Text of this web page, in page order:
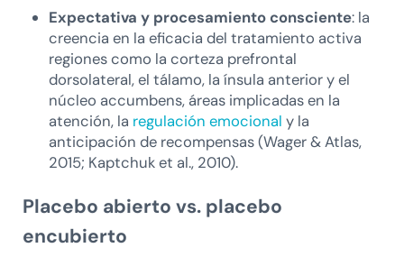
Expectativa y procesamiento consciente: la
creencia en la eficacia del tratamiento activa
regiones como la corteza prefrontal
dorsolateral, el tálamo, la ínsula anterior y el
núcleo accumbens, áreas implicadas en la
atención, la regulación emocional y la
anticipación de recompensas (Wager & Atlas,
2015; Kaptchuk et al., 2010).
Placebo abierto vs. placebo
encubierto